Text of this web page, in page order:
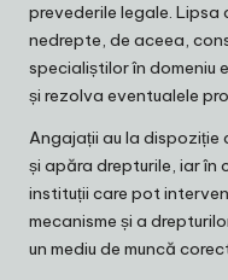
prevederile legale.
nedrepte, de aceea,
specialiștilor în domeniu
și rezolva eventualele
Angajații au la dispoziție
și apăra drepturile, iar în
instituții care pot
mecanisme și a
un mediu de muncă